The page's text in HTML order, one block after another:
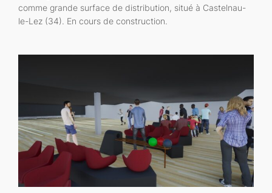
comme grande surface de distribution, situé à Castelnau-
le-Lez (34). En cours de construction.